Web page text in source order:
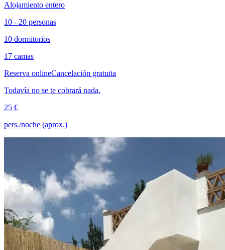
Alojamiento entero
10 - 20 personas
10 dormitorios
17 camas
Reserva onlineCancelación gratuita
Todavía no se te cobrará nada.
25 €
pers./noche (aprox.)